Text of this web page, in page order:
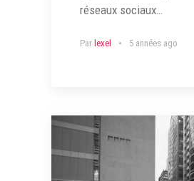
réseaux sociaux…
Par lexel 5 années ago